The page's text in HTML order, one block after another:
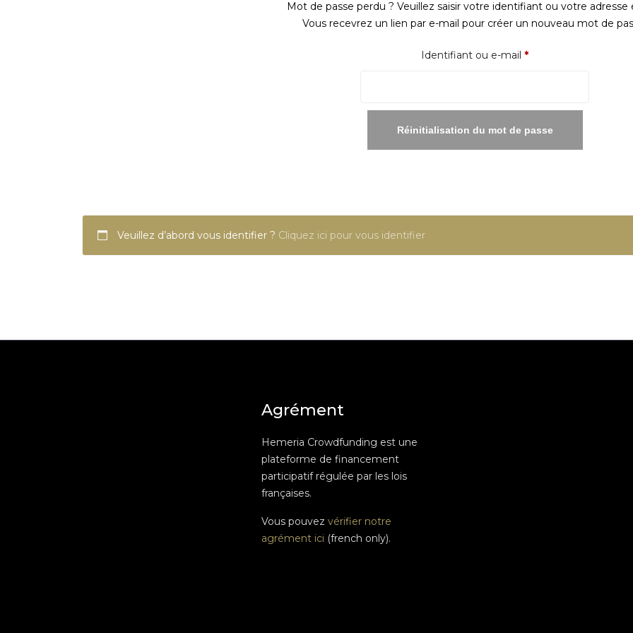
Mot de passe perdu ? Veuillez saisir votre identifiant ou votre adresse
Vous recevrez un lien par e-mail pour créer un nouveau mot de
Identifiant ou e-mail *Obligatoire
Réinitialisation du mot de passe
Veuillez d’abord vous identifier ? Cliquez ici pour vous identifier
Agrément
Hemeria Crowdfunding est une
plateforme de financement
participatif régulée par les lois
françaises.
Vous pouvezvérifier notre
agrément ici (french only).